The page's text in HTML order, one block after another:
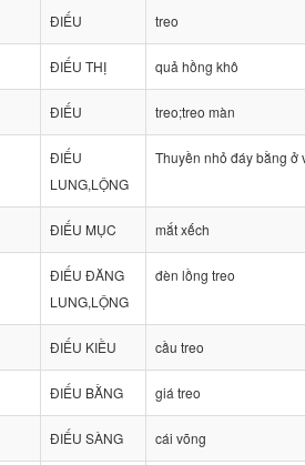
ĐIẾU treo
ĐIẾU THỊ quả hồng khô
ĐIẾU treo;treo màn
ĐIẾU
LUNG,LỘNG
Thuyền nhỏ đáy bằng ở
ĐIẾU MỤC mắt xếch
ĐIẾU ĐĂNG
LUNG,LỘNG
đèn lồng treo
ĐIẾU KIỀU cầu treo
ĐIẾU BẰNG giá treo
ĐIẾU SÀNG cái võng